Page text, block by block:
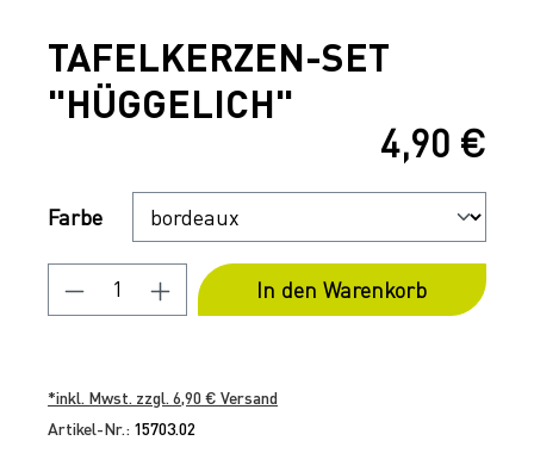
TAFELKERZEN-SET
"HÜGGELICH"
4,90 €
FarbeAuswählen
Produkt Anzahl: Gib den
In den Warenkorb
*inkl. Mwst. zzgl. 6,90 € Versand
Artikel-Nr.: 15703.02